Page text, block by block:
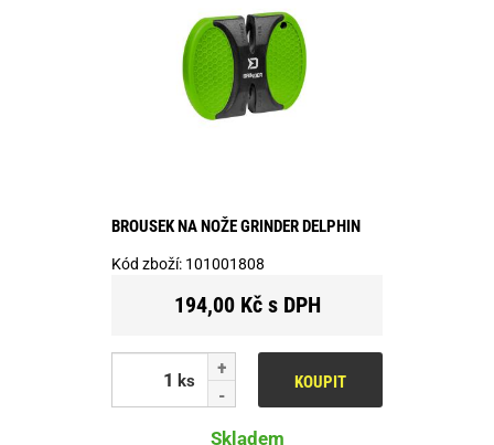
BROUSEK NA NOŽE GRINDER DELPHIN
Kód zboží: 101001808
194,00 Kč s DPH
ks KOUPIT
Skladem